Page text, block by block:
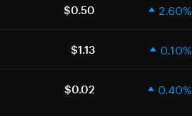
$0.50 2.60%
$1.13 0.10%
$0.02 0.40%